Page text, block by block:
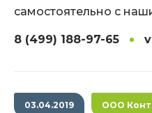
самостоятельно с
8 (499) 188-97-65
03.04.2019 ООО